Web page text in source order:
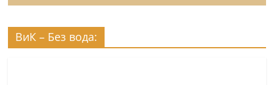
ВиК – Без вода: